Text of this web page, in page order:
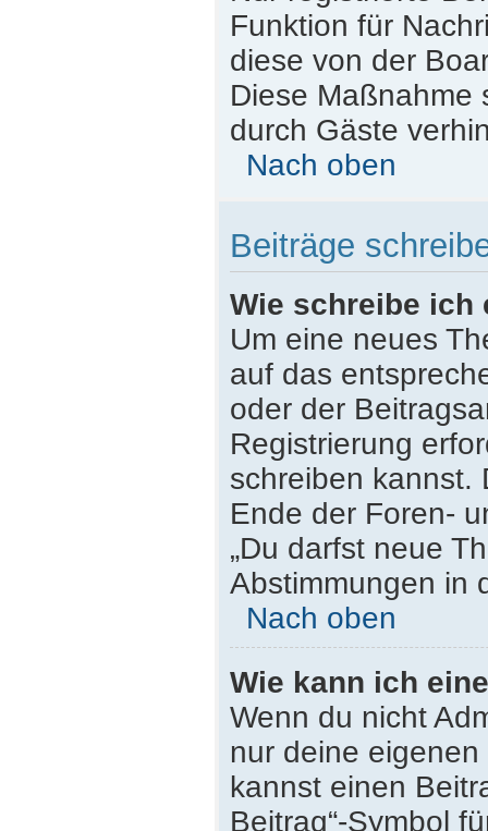
Funktion für
diese von der
Diese Maßnahme
durch Gäste
Nach oben
Beiträge
Wie schreibe ich
Um eine neues
auf das
oder der
Registrierung
schreiben kannst.
Ende der Foren-
„Du darfst neue
Abstimmungen in
Nach oben
Wie kann ich
Wenn du nicht
nur deine
kannst einen
Beitrag“-Symbol